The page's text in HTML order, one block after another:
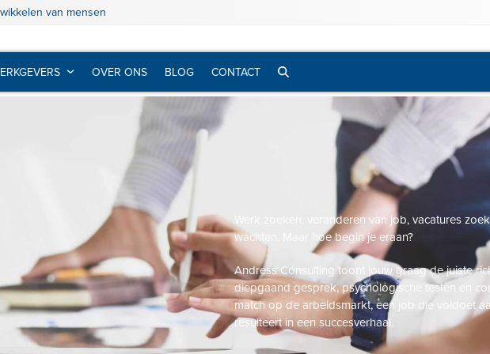
van mensen
OVER ONS BLOG CONTACT
Werk zoeken, veranderen van job, vacatures
wachten. Maar hoe begin je eraan?
Andress Consulting toont jouw graag de juiste
diepgaand gesprek, psychologische testen en
match op de arbeidsmarkt, een job die voldoet
resulteert in een succesverhaal.